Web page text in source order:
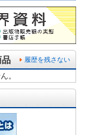
履歴を残さない
品
。